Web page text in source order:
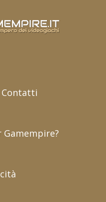
Contatti